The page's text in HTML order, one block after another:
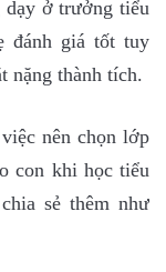
dạy ở trưởng tiểu
đánh giá tốt tuy
nặng thành tích.
nên chọn lớp
con khi học tiểu
sẻ thêm như